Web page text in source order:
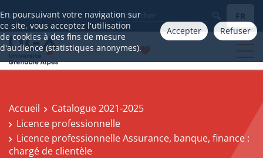
En poursuivant votre navigation sur
ce site, vous acceptez l'utilisation
de cookies à des fins de mesure
d'audience (statistiques anonymes).
Accepter Refuser
Aller à FR
Accueil
Catalogue 2021-2025
Licence professionnelle
Licence professionnelle Assurance, banque, finance :
chargé de clientèle